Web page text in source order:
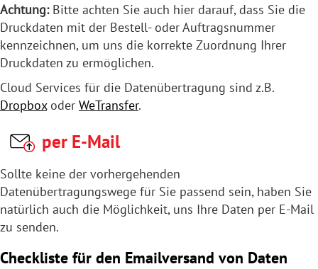
Achtung:Bitte achten Sie auch hier darauf, dass Sie die
Druckdaten mit der Bestell- oder Auftragsnummer
kennzeichnen, um uns die korrekte Zuordnung Ihrer
Druckdaten zu ermöglichen.
Cloud Services für die Datenübertragung sind z.B.
Dropboxoder WeTransfer.
per E-Mail
Sollte keine der vorhergehenden
Datenübertragungswege für Sie passend sein, haben Sie
natürlich auch die Möglichkeit, uns Ihre Daten per E-Mail
zu senden.
Checkliste für den Emailversand von Daten